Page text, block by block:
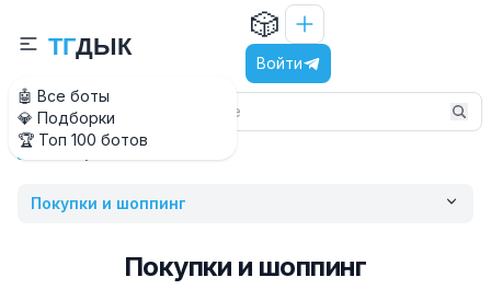
🤖 Все боты
💎 Подборки
🏆 Топ 100 ботов
ТГДЫК
🎲
Войти
Главная
Покупки и шоппинг
Покупки и шоппинг